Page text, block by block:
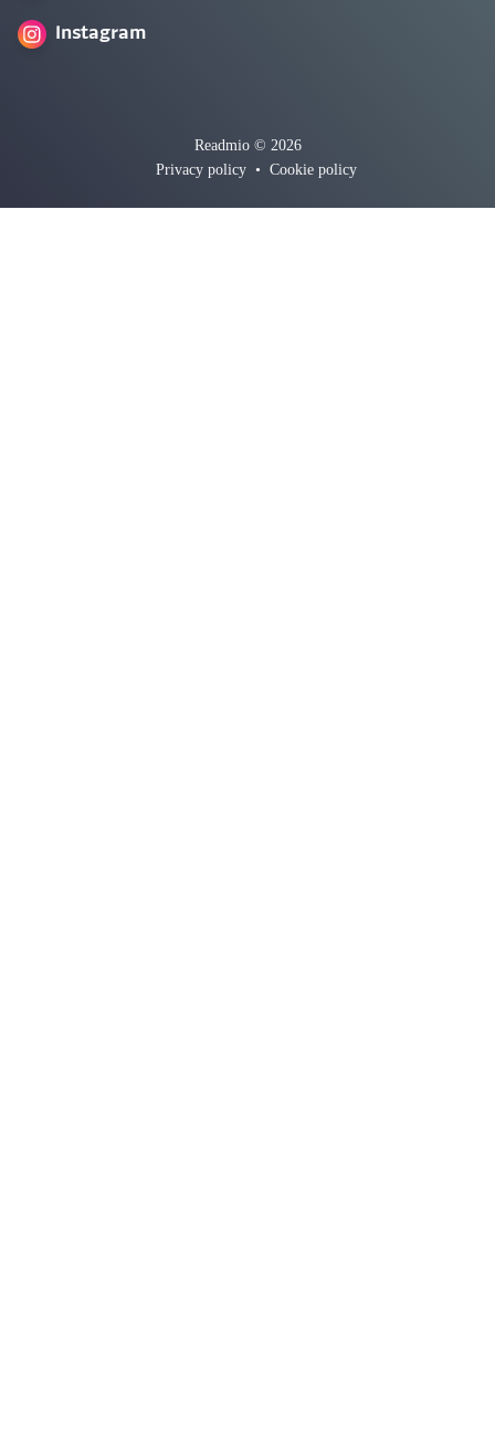
Instagram
Readmio © 2026
Privacy policy • Cookie policy